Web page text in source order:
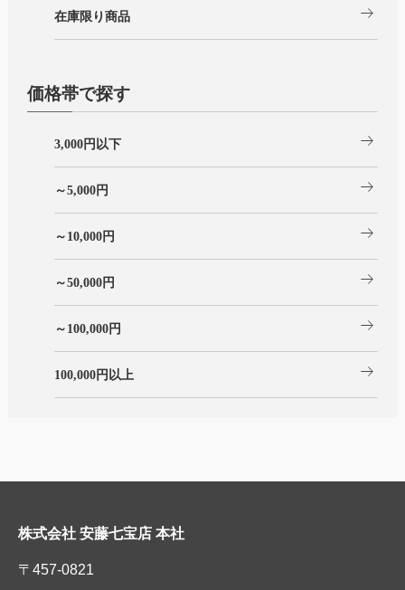
在庫限り商品 arrow_right_alt
価格帯で探す
3,000円以下 arrow_right_alt
～5,000円 arrow_right_alt
～10,000円 arrow_right_alt
～50,000円 arrow_right_alt
～100,000円 arrow_right_alt
100,000円以上 arrow_right_alt
株式会社 安藤七宝店 本社
〒457-0821